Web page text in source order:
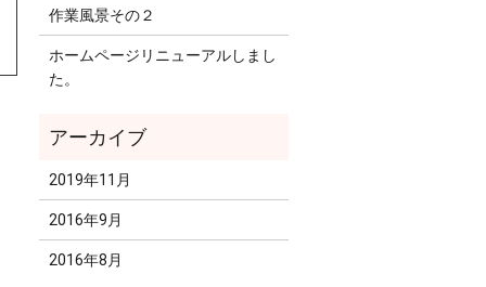
作業風景その２
ホームページリニューアルしまし
た。
2019年11月
2016年9月
2016年8月